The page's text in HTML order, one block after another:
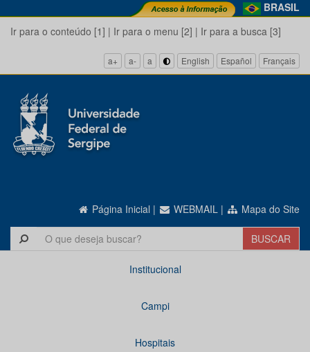
BRASIL
Ir para o conteúdo [1] | Ir para o menu [2] | Ir para a busca [3]
a+ a- a English Español Français
Página Inicial | WEBMAIL | Mapa do Site
Institucional
Campi
Hospitais